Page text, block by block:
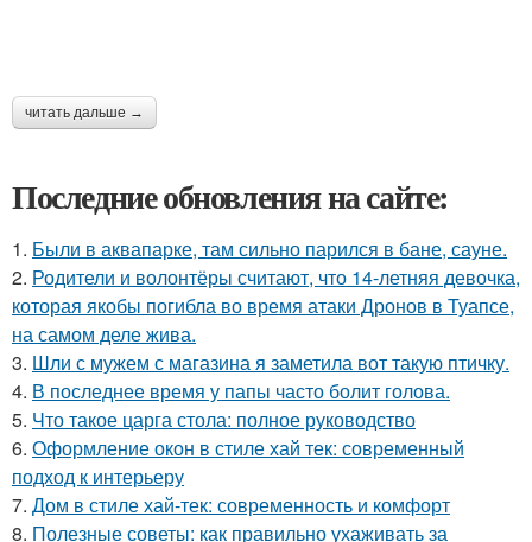
читать дальше →
Последние обновления на сайте:
1. Были в аквапарке, там сильно парился в бане, сауне.
2. Родители и волонтёры считают, что 14-летняя девочка,
которая якобы погибла во время атаки Дронов в Туапсе,
на самом деле жива.
3. Шли с мужем с магазина я заметила вот такую птичку.
4. В последнее время у папы часто болит голова.
5. Что такое царга стола: полное руководство
6. Оформление окон в стиле хай тек: современный
подход к интерьеру
7. Дом в стиле хай-тек: современность и комфорт
8. Полезные советы: как правильно ухаживать за